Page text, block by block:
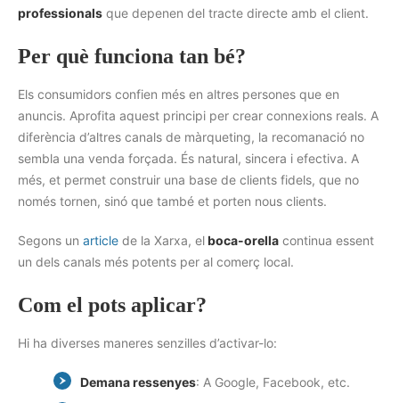
professionals que depenen del tracte directe amb el client.
Per què funciona tan bé?
Els consumidors confien més en altres persones que en
anuncis. Aprofita aquest principi per crear connexions reals. A
diferència d’altres canals de màrqueting, la recomanació no
sembla una venda forçada. És natural, sincera i efectiva. A
més, et permet construir una base de clients fidels, que no
només tornen, sinó que també et porten nous clients.
Segons un article de la Xarxa, elboca-orella continua essent
un dels canals més potents per al comerç local.
Com el pots aplicar?
Hi ha diverses maneres senzilles d’activar-lo:
Demana ressenyes: A Google, Facebook, etc.